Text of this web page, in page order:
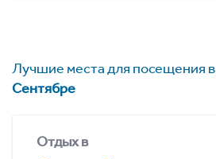
Лучшие места для посещения в
Сентябре
Отдых в